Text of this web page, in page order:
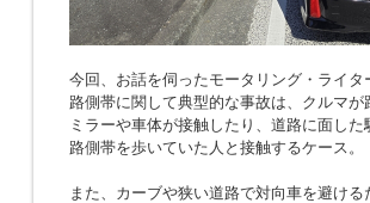
今回、お話を伺ったモータリング・ライ
路側帯に関して典型的な事故は、クルマ
ミラーや車体が接触したり、道路に面し
路側帯を歩いていた人と接触するケース。
また、カーブや狭い道路で対向車を避け